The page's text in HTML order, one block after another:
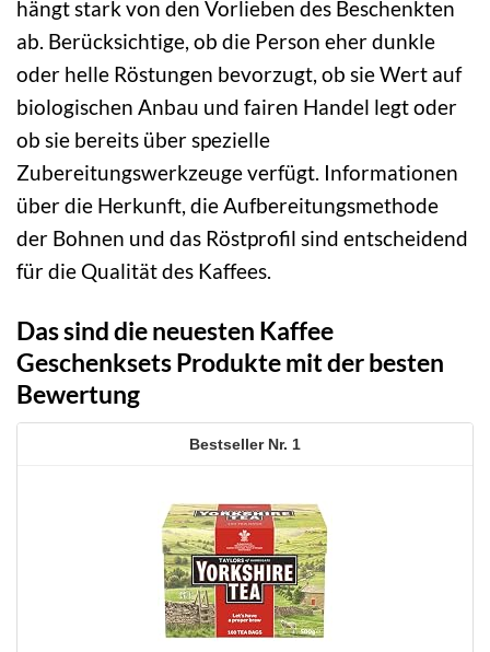
hängt stark von den Vorlieben des Beschenkten
ab. Berücksichtige, ob die Person eher dunkle
oder helle Röstungen bevorzugt, ob sie Wert auf
biologischen Anbau und fairen Handel legt oder
ob sie bereits über spezielle
Zubereitungswerkzeuge verfügt. Informationen
über die Herkunft, die Aufbereitungsmethode
der Bohnen und das Röstprofil sind entscheidend
für die Qualität des Kaffees.
Das sind die neuesten Kaffee
Geschenksets Produkte mit der besten
Bewertung
1